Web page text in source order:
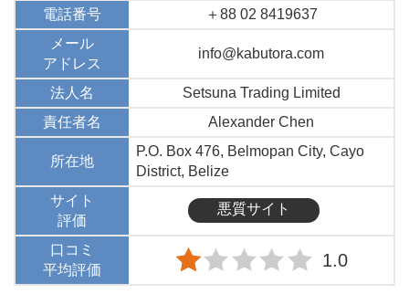
電話番号
＋88 02 8419637
メール
アドレス
info@kabutora.com
法人名
Setsuna Trading Limited
責任者名
Alexander Chen
所在地
P.O. Box 476, Belmopan City, Cayo
District, Belize
サイト
評価
悪質サイト
口コミ
平均評価
1.0